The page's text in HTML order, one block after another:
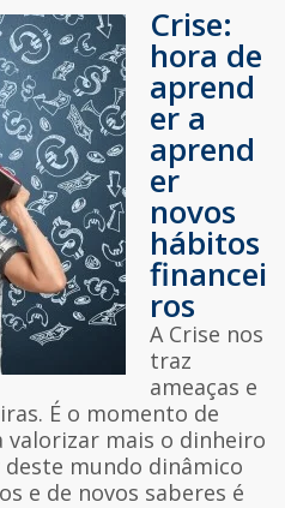
Crise:
hora de
aprend
er a
aprend
er
novos
hábitos
financei
ros
A Crise nos
traz
ameaças e
É o momento de
mais o dinheiro
mundo dinâmico
e de novos saberes é